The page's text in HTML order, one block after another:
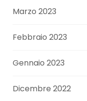
Marzo 2023
Febbraio 2023
Gennaio 2023
Dicembre 2022